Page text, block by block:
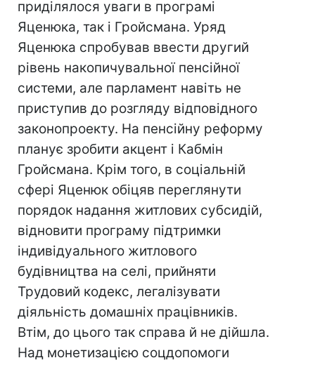
приділялося уваги в програмі
Яценюка, так і Гройсмана. Уряд
Яценюка спробував ввести другий
рівень накопичувальної пенсійної
системи, але парламент навіть не
приступив до розгляду відповідного
законопроекту. На пенсійну реформу
планує зробити акцент і Кабмін
Гройсмана. Крім того, в соціальній
сфері Яценюк обіцяв переглянути
порядок надання житлових субсидій,
відновити програму підтримки
індивідуального житлового
будівництва на селі, прийняти
Трудовий кодекс, легалізувати
діяльність домашніх працівників.
Втім, до цього так справа й не дійшла.
Над монетизацією соцдопомоги